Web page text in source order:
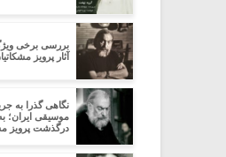
بررسی برخی
آثار پرویز
نگاهی گذرا به
موسیقی ایران؛ به
درگذشت پرویز